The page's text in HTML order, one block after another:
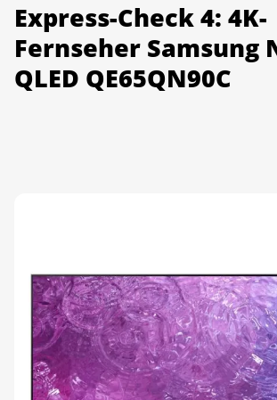
Express-Check 4: 4K-
Fernseher Samsung
QLED QE65QN90C